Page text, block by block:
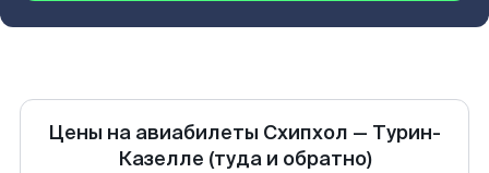
Цены на авиабилеты Схипхол — Турин-
Казелле (туда и обратно)